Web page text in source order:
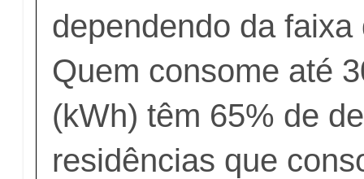
dependendo da
Quem consome até
(kWh) têm 65% de
residências que